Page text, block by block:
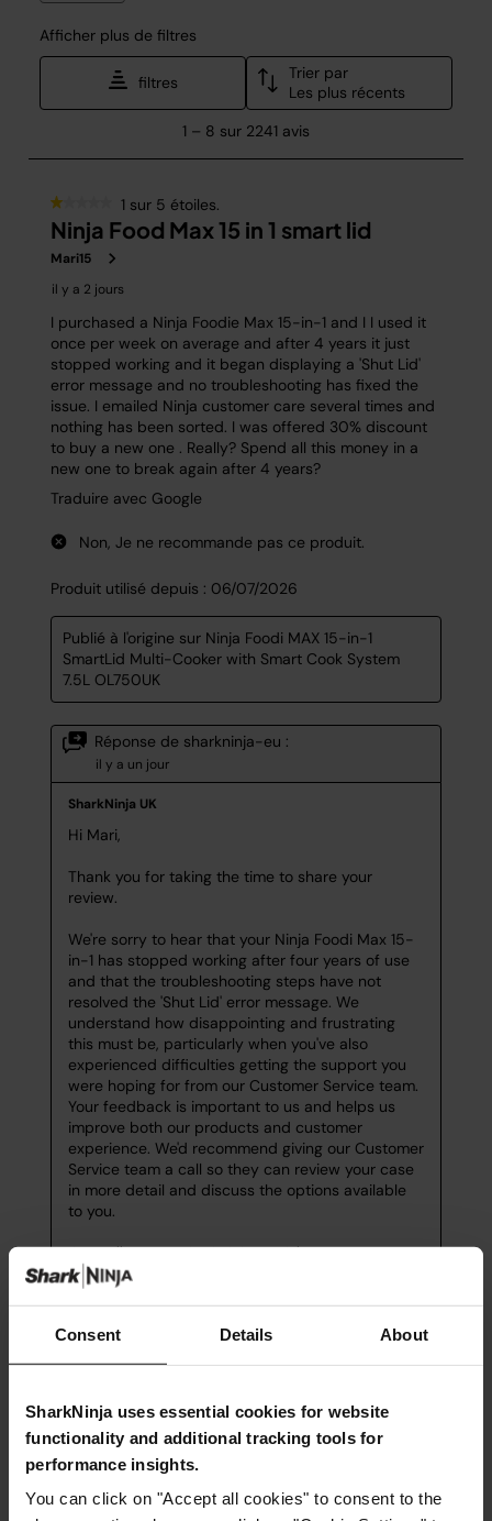
Consent Details About
SharkNinja uses essential cookies for website
functionality and additional tracking tools for
performance insights.
You can click on "Accept all cookies" to consent to the